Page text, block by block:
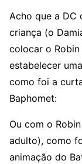
Acho que a DC
criança (o
colocar o
estabelecer
como foi a
Baphomet:
Ou com o
adulto), como
animação do